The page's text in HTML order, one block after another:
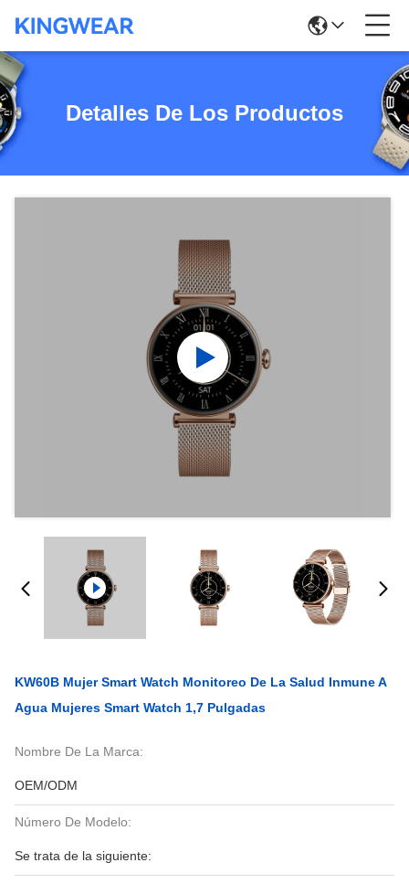
Detalles De Los Productos
KW60B Mujer Smart Watch Monitoreo De La Salud Inmune A
Agua Mujeres Smart Watch 1,7 Pulgadas
Nombre De La Marca:
OEM/ODM
Número De Modelo:
Se trata de la siguiente: